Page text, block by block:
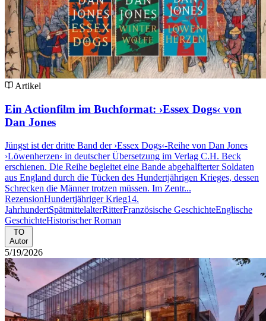
Artikel
Ein Actionfilm im Buchformat: ›Essex Dogs‹ von
Dan Jones
Jüngst ist der dritte Band der ›Essex Dogs‹-Reihe von Dan Jones
›Löwenherzen‹ in deutscher Übersetzung im Verlag C.H. Beck
erschienen. Die Reihe begleitet eine Bande abgehalfterter Soldaten
aus England durch die Tücken des Hundertjährigen Krieges, dessen
Schrecken die Männer trotzen müssen. Im Zentr...
RezensionHundertjähriger Krieg14.
JahrhundertSpätmittelalterRitterFranzösische GeschichteEnglische
GeschichteHistorischer Roman
TO
Autor
5/19/2026